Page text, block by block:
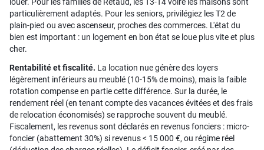
particulièrement adaptés. Pour les seniors, privilégiez les T2 de
plain-pied ou avec ascenseur, proches des commerces. L'état du
bien est important : un logement en bon état se loue plus vite et plus
cher.
Rentabilité et fiscalité. La location nue génère des loyers
légèrement inférieurs au meublé (10-15% de moins), mais la faible
rotation compense en partie cette différence. Sur la durée, le
rendement réel (en tenant compte des vacances évitées et des frais
de relocation économisés) se rapproche souvent du meublé.
Fiscalement, les revenus sont déclarés en revenus fonciers : micro-
foncier (abattement 30%) si revenus < 15 000 €, ou régime réel